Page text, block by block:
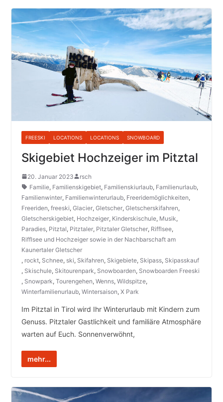
FREESKI LOCATIONS LOCATIONS SNOWBOARD
Skigebiet Hochzeiger im Pitztal
20. Januar 2023
rsch
Familie, Familienskigebiet, Familienskiurlaub, Familienurlaub,
Familienwinter, Familienwinterurlaub, Freeridemöglichkeiten,
Freeriden, freeski, Glacier, Gletscher, Gletscherskifahren,
Gletscherskigebiet, Hochzeiger, Kinderskischule, Musik,
Paradies, Pitztal, Pitztaler, Pitztaler Gletscher, Rifflsee,
Rifflsee und Hochzeiger sowie in der Nachbarschaft am
Kaunertaler Gletscher
, rockt, Schnee, ski, Skifahren, Skigebiete, Skipass, Skipasskauf
, Skischule, Skitourenpark, Snowboarden, Snowboarden Freeski
, Snowpark, Tourengehen, Wenns, Wildspitze,
Winterfamilienurlaub, Wintersaison, X Park
Im Pitztal in Tirol wird Ihr Winterurlaub mit Kindern zum
Genuss. Pitztaler Gastlichkeit und familiäre Atmosphäre
warten auf Euch. Sonnenverwöhnt,
mehr...